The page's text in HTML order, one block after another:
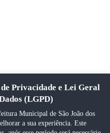
Privacidade e Lei Geral
(LGPD)
Municipal de São João dos
a sua experiência. Este